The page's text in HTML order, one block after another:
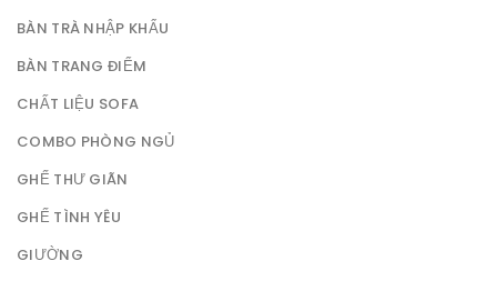
BÀN TRÀ NHẬP KHẨU
BÀN TRANG ĐIỂM
CHẤT LIỆU SOFA
COMBO PHÒNG NGỦ
GHẾ THƯ GIÃN
GHẾ TÌNH YÊU
GIƯỜNG